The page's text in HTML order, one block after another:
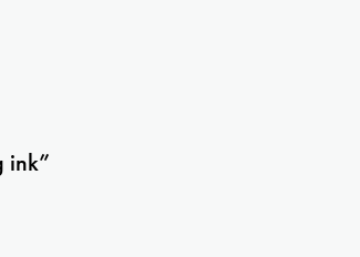
ink”